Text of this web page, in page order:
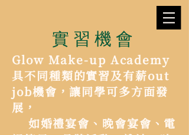
實習機會
Glow Make-up Academy
具不同種類的實習及有薪out
job機會，讓同學可多方面發
展，
如婚禮宴會、晚會宴會、電